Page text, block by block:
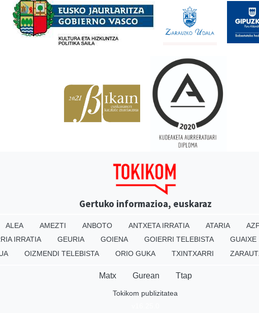
Gertuko informazioa, euskaraz
ALEA AMEZTI ANBOTO ANTXETA IRRATIA ATARIA
IRRATIA GEURIA GOIENA GOIERRI TELEBISTA
GUAIXE
OIZMENDI TELEBISTA ORIO GUKA TXINTXARRI
Matx Gurean Ttap
Tokikom publizitatea